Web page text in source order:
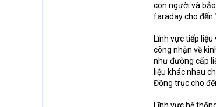
con người và
faraday cho đến
Lĩnh vực tiếp
công nhận về
như đường cấp
liệu khác nhau
Đồng trục cho